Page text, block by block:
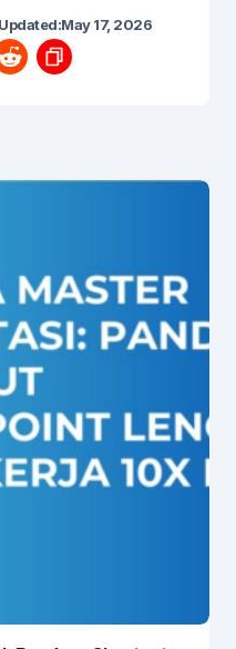
Updated:May 17, 2026